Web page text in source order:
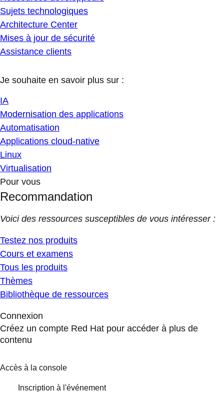
Sujets technologiques
Architecture Center
Mises à jour de sécurité
Assistance clients
Je souhaite en savoir plus sur :
IA
Modernisation des applications
Automatisation
Applications cloud-native
Linux
Virtualisation
Pour vous
Recommandation
Voici des ressources susceptibles de vous intéresser :
Testez nos produits
Cours et examens
Tous les produits
Thèmes
Bibliothèque de ressources
Connexion
Créez un compte Red Hat pour accéder à plus de
contenu
Accès à la console
Inscription à l'événement